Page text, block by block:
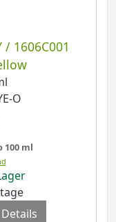
1606C001
O
100 ml
Details